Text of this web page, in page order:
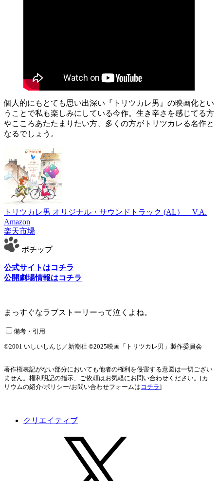
個人的にもとても思い出深い『トリツカレ男』の映画化とい
うことで私も楽しみにしている今作。生き辛さを感じてる方
やこころあたたまりたい方、多くの方がトリツカレる名作と
なるでしょう。
トリツカレ男 オリジナル・サウンドトラック (AL） – V.A.
Amazon
楽天市場
ポチップ
公式サイトはコチラ
公開劇場情報はコチラ
まっすぐなラブストーリーって泣くよね。
備考・引用
©2001 いしいしんじ／新潮社 ©2025映画「トリツカレ男」製作委員会
著作権表記がない部分においても他者の権利を侵害する意図は一切ござい
ません。権利明記の指示、ご依頼はお気軽にお問い合わせください。[カ
リウムの紹介/ポリシー/お問い合わせフォームは コチラ]
クリエイティブ